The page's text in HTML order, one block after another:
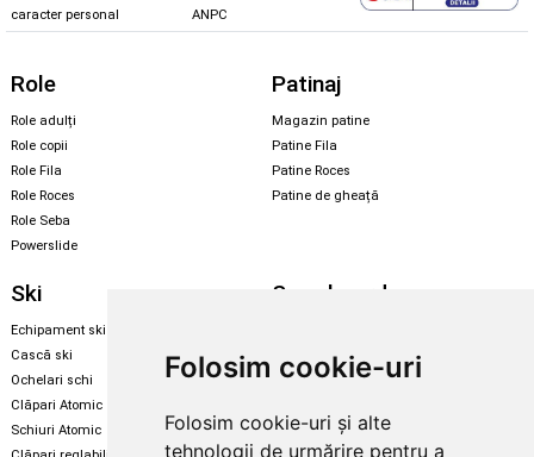
Folosim cookie-uri
Folosim cookie-uri și alte
tehnologii de urmărire pentru a
caracter personal
ANPC
Role
Role adulți
Role copii
Role Fila
Role Roces
Role Seba
Powerslide
Patinaj
Magazin patine
Patine Fila
Patine Roces
Patine de gheață
Ski
Echipament ski
Cască ski
Ochelari schi
Clăpari Atomic
Schiuri Atomic
Snowboard
Echipament snowboard
Legături Rome SDS
Skate & longboard